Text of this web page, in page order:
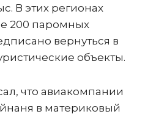
В этих регионах
200 паромных
вернуться в
объекты.
что авиакомпании
в материковый